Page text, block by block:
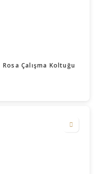
Rosa Çalışma Koltuğu